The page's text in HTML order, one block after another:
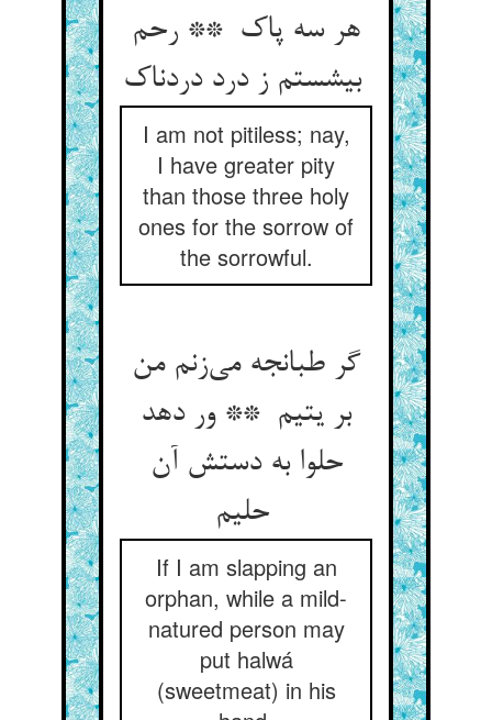
هر سه پاک ** رحم
بیشستم ز درد دردناک
I am not pitiless; nay,
I have greater pity
than those three holy
ones for the sorrow of
the sorrowful.
گر طبانجه می‌زنم من
بر یتیم ** ور دهد
حلوا به دستش آن
حلیم
If I am slapping an
orphan, while a mild-
natured person may
put halwá
(sweetmeat) in his